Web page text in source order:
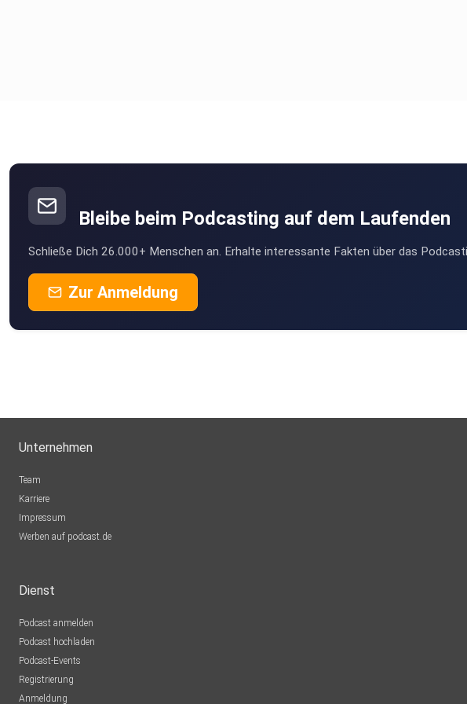
Bleibe beim Podcasting auf dem Laufenden
Schließe Dich 26.000+ Menschen an. Erhalte interessante Fakten über das
Zur Anmeldung
Unternehmen
Team
Karriere
Impressum
Werben auf podcast.de
Dienst
Podcast anmelden
Podcast hochladen
Podcast-Events
Registrierung
Anmeldung